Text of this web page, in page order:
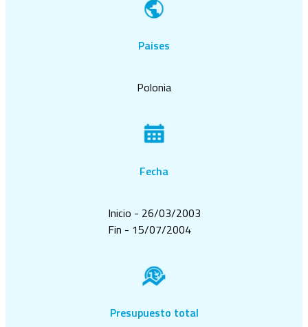
Paises
Polonia
Fecha
Inicio - 26/03/2003
Fin - 15/07/2004
Presupuesto total